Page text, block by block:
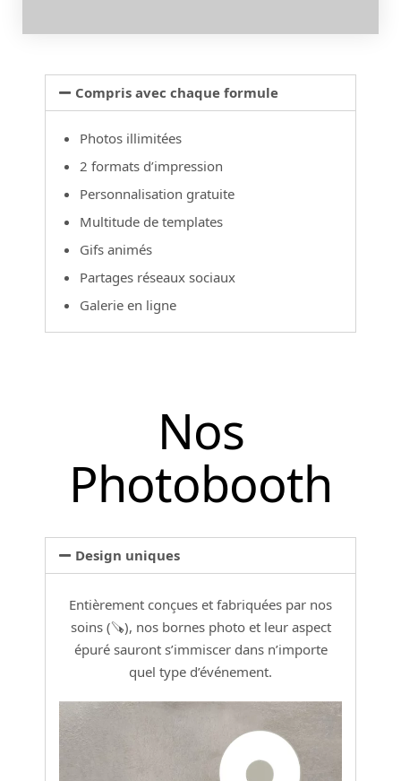
Compris avec chaque formule
Photos illimitées
2 formats d’impression
Personnalisation gratuite
Multitude de templates
Gifs animés
Partages réseaux sociaux
Galerie en ligne
Nos
Photobooth
Design uniques
Entièrement conçues et fabriquées par nos
soins (🪚), nos bornes photo et leur aspect
épuré sauront s’immiscer dans n’importe
quel type d’événement.